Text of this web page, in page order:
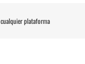
plataforma